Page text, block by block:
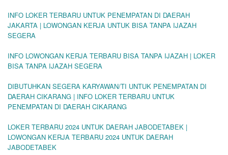
INFO LOKER TERBARU UNTUK PENEMPATAN DI DAERAH
JAKARTA | LOWONGAN KERJA UNTUK BISA TANPA IJAZAH
SEGERA
INFO LOWONGAN KERJA TERBARU BISA TANPA IJAZAH | LOKER
BISA TANPA IJAZAH SEGERA
DIBUTUHKAN SEGERA KARYAWAN/TI UNTUK PENEMPATAN DI
DAERAH CIKARANG | INFO LOKER TERBARU UNTUK
PENEMPATAN DI DAERAH CIKARANG
LOKER TERBARU 2024 UNTUK DAERAH JABODETABEK |
LOWONGAN KERJA TERBARU 2024 UNTUK DAERAH
JABODETABEK